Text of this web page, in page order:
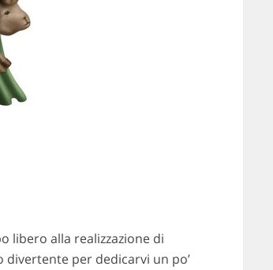
libero alla realizzazione di
divertente per dedicarvi un po’